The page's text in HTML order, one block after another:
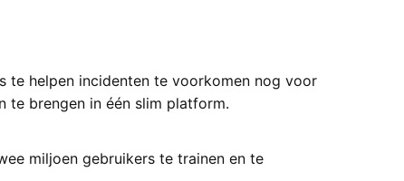
te helpen incidenten te voorkomen nog voor
te brengen in één slim platform.
miljoen gebruikers te trainen en te